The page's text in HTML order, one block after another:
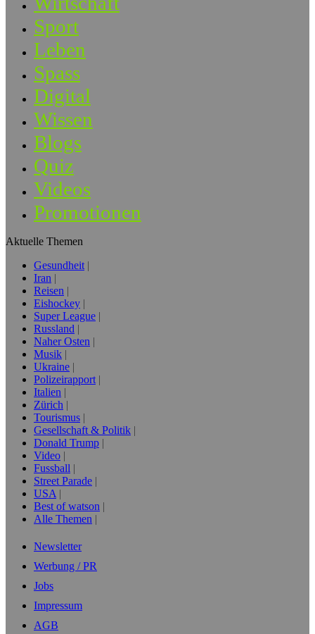
Sport
Leben
Spass
Digital
Wissen
Blogs
Quiz
Videos
Promotionen
Aktuelle Themen
Gesundheit
Iran
Reisen
Eishockey
Super League
Russland
Naher Osten
Musik
Ukraine
Polizeirapport
Italien
Zürich
Tourismus
Gesellschaft & Politik
Donald Trump
Video
Fussball
Street Parade
USA
Best of watson
Alle Themen
Newsletter
Werbung / PR
Jobs
Impressum
AGB